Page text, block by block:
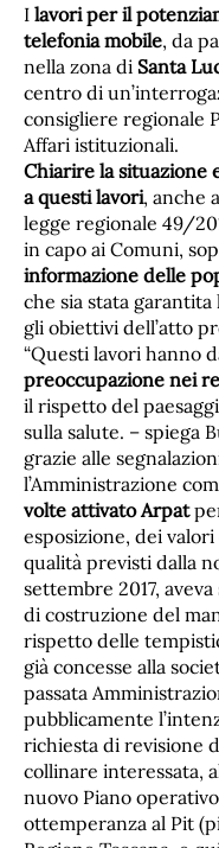
I lavori per il
telefonia mobile, da
nella zona di Santa
centro di
consigliere regionale
Affari istituzionali.
Chiarire la situazione
a questi lavori, anche
legge regionale 49/
in capo ai Comuni,
informazione delle
che sia stata
gli obiettivi dell’atto
“Questi lavori hanno
preoccupazione nei
il rispetto del
sulla salute. – spiega
grazie alle
l’Amministrazione
volte attivato Arpat
esposizione, dei
qualità previsti dalla
settembre 2017,
di costruzione del
rispetto delle
già concesse alla
passata
pubblicamente
richiesta di revisione
collinare interessata,
nuovo Piano
ottemperanza al Pit